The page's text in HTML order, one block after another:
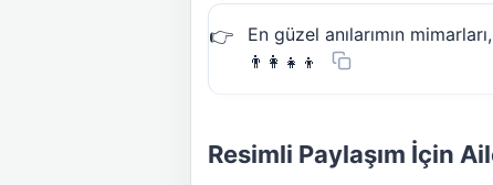
En güzel anılarımın
👨‍👩‍👧‍👦
Resimli Paylaşım İçin